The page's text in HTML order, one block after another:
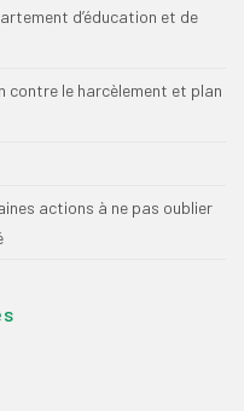
d’éducation et de
contre le harcèlement et plan
actions à ne pas oublier